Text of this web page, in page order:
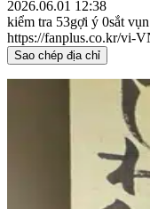
2026.06.01 12:38
kiểm tra 53gợi ý 0sắt vụn
https://fanplus.co.kr/vi-
Sao chép địa chỉ